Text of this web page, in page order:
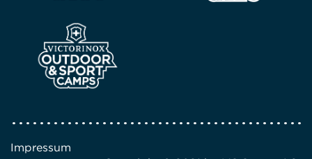
Impressum